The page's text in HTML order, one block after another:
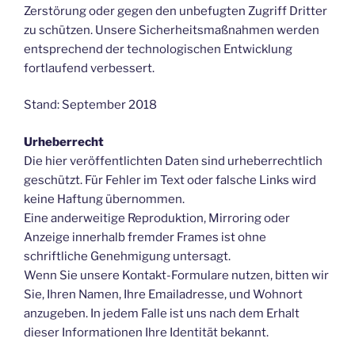
Zerstörung oder gegen den unbefugten Zugriff Dritter
zu schützen. Unsere Sicherheitsmaßnahmen werden
entsprechend der technologischen Entwicklung
fortlaufend verbessert.
Stand: September 2018
Urheberrecht
Die hier veröffentlichten Daten sind urheberrechtlich
geschützt. Für Fehler im Text oder falsche Links wird
keine Haftung übernommen.
Eine anderweitige Reproduktion, Mirroring oder
Anzeige innerhalb fremder Frames ist ohne
schriftliche Genehmigung untersagt.
Wenn Sie unsere Kontakt-Formulare nutzen, bitten wir
Sie, Ihren Namen, Ihre Emailadresse, und Wohnort
anzugeben. In jedem Falle ist uns nach dem Erhalt
dieser Informationen Ihre Identität bekannt.